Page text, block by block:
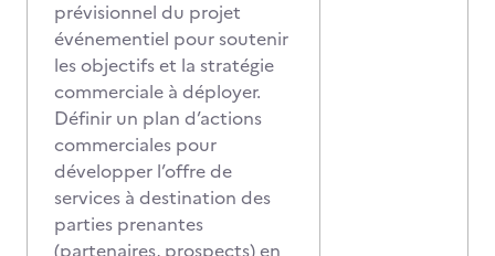
prévisionnel du projet
événementiel pour soutenir
les objectifs et la stratégie
commerciale à déployer.
Définir un plan d’actions
commerciales pour
développer l’offre de
services à destination des
parties prenantes
(partenaires, prospects) en